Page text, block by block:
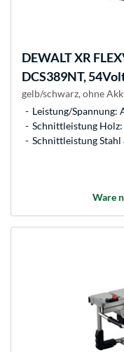
DEWALTXR
DCS389NT,
gelb/schwarz, ohne
Leistung/Spannung:
Schnittleistung
Schnittleistung Stahl
Ware